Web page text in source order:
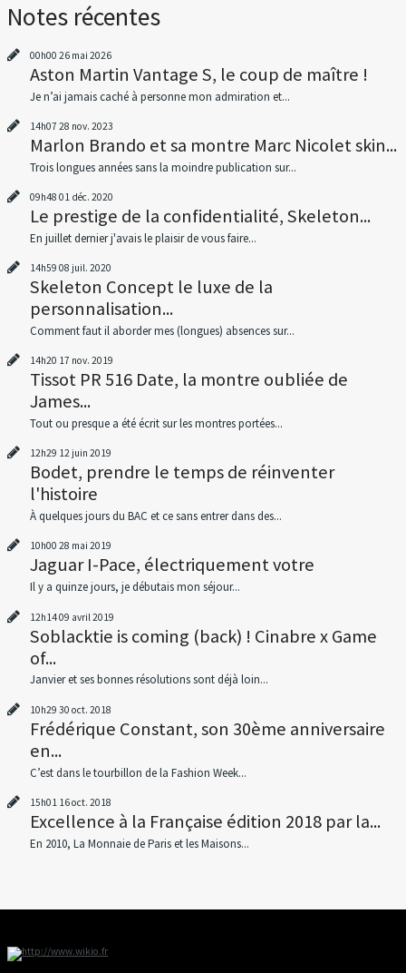
Notes récentes
00h00 26 mai 2026
Aston Martin Vantage S, le coup de maître !
Je n’ai jamais caché à personne mon admiration et...
14h07 28 nov. 2023
Marlon Brando et sa montre Marc Nicolet skin...
Trois longues années sans la moindre publication sur...
09h48 01 déc. 2020
Le prestige de la confidentialité, Skeleton...
En juillet dernier j'avais le plaisir de vous faire...
14h59 08 juil. 2020
Skeleton Concept le luxe de la
personnalisation...
Comment faut il aborder mes (longues) absences sur...
14h20 17 nov. 2019
Tissot PR 516 Date, la montre oubliée de
James...
Tout ou presque a été écrit sur les montres portées...
12h29 12 juin 2019
Bodet, prendre le temps de réinventer
l'histoire
À quelques jours du BAC et ce sans entrer dans des...
10h00 28 mai 2019
Jaguar I-Pace, électriquement votre
Il y a quinze jours, je débutais mon séjour...
12h1409 avril 2019
Soblacktie is coming (back) ! Cinabre x Game
of...
Janvier et ses bonnes résolutions sont déjà loin...
10h29 30 oct. 2018
Frédérique Constant, son 30ème anniversaire
en...
C’est dans le tourbillon de la Fashion Week...
15h01 16oct. 2018
Excellence à la Française édition 2018 par la...
En 2010, La Monnaie de Paris et les Maisons...